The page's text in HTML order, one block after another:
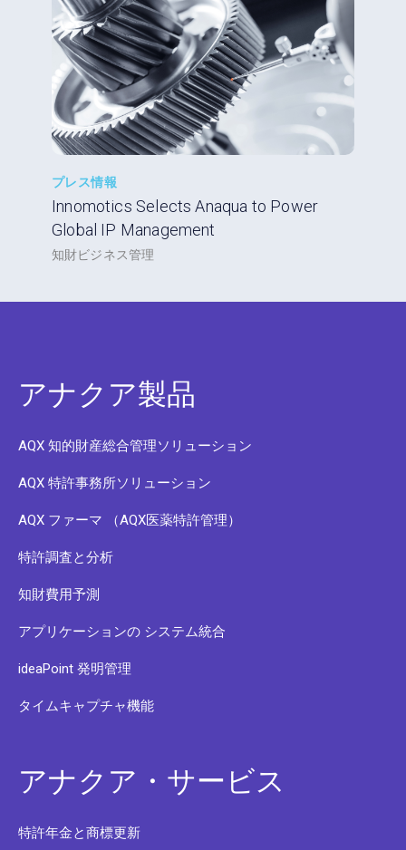
プレス情報
Innomotics Selects Anaqua to Power
Global IP Management
知財ビジネス管理
アナクア製品
AQX 知的財産総合管理ソリューション
AQX 特許事務所ソリューション
AQX ファーマ （AQX医薬特許管理）
特許調査と分析
知財費用予測
アプリケーションの システム統合
ideaPoint 発明管理
タイムキャプチャ機能
アナクア・サービス
特許年金と商標更新